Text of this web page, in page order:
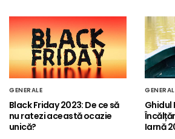
GENERALE
Black Friday 2023: De ce să
nu ratezi această ocazie
unică?
Ghidul
Iarnă